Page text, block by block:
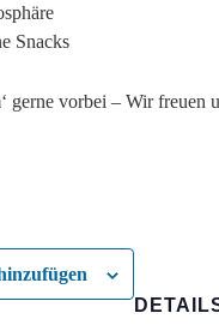
Snacks
gerne vorbei – Wir freuen